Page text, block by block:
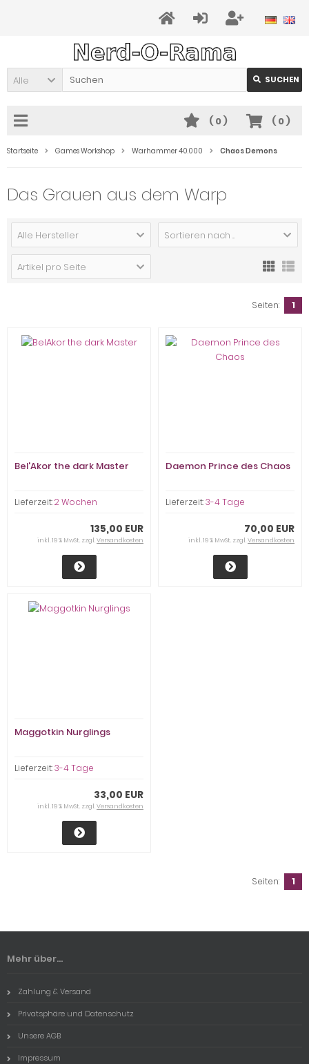
Alle SUCHEN
( 0)
( 0)
Startseite Games Workshop Warhammer 40.000 Chaos Demons
Das Grauen aus dem Warp
Alle Hersteller Sortieren nach ...
Artikel pro Seite
Seiten: 1
Bel'Akor the dark Master
Lieferzeit:2 Wochen
135,00 EUR
inkl. 19 % MwSt. zzgl.Versandkosten
Daemon Prince des Chaos
Lieferzeit:3-4 Tage
70,00 EUR
inkl. 19 % MwSt. zzgl.Versandkosten
Maggotkin Nurglings
Lieferzeit:3-4 Tage
33,00 EUR
inkl. 19 % MwSt. zzgl.Versandkosten
Seiten: 1
Mehr über...
Zahlung & Versand
Privatsphäre und Datenschutz
Unsere AGB
Impressum